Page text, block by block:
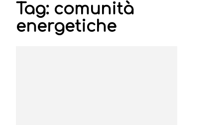
Tag: comunità
energetiche